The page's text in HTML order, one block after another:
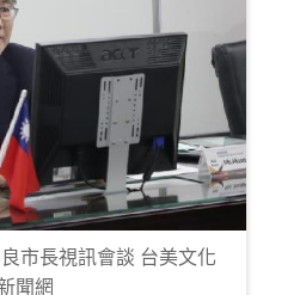
市長視訊會談 台美文化
聞網